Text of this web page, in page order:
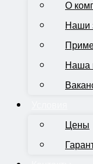
О
Наши
Наша
Цены